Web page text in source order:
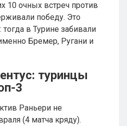
10 очных встреч против
победу. Это
в Турине забивали
Бремер, Ругани и
туринцы
3
Раньери не
(4 матча кряду).